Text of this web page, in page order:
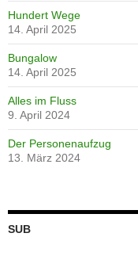
Hundert Wege
14. April 2025
Bungalow
14. April 2025
Alles im Fluss
9. April 2024
Der Personenaufzug
13. März 2024
SUB